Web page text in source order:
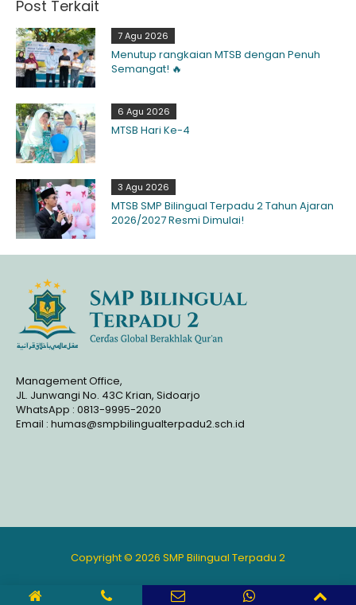
Post Terkait
7 Agu 2026
Menutup rangkaian MTSB dengan Penuh
Semangat! 🔥
6 Agu 2026
MTSB Hari Ke-4
3 Agu 2026
MTSB SMP Bilingual Terpadu 2 Tahun Ajaran
2026/2027 Resmi Dimulai!
Management Office,
JL. Junwangi No. 43C Krian, Sidoarjo
WhatsApp : 0813-9995-2020
Email : humas@smpbilingualterpadu2.sch.id
Copyright © 2026 SMP Bilingual Terpadu 2